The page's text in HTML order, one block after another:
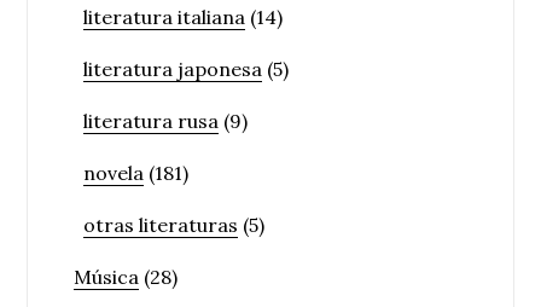
literatura italiana (14)
literatura japonesa (5)
literatura rusa (9)
novela (181)
otras literaturas (5)
Música (28)